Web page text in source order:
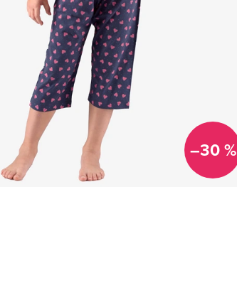
–30 %